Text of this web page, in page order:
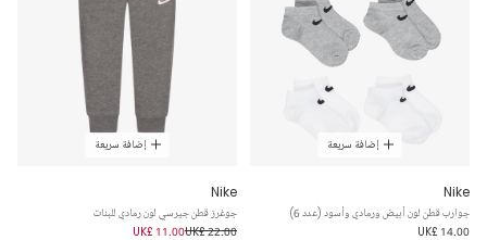
إضافة سريعة
Nike
جوارب قطن لون أبيض ورمادي وأسود (عدد 6)
UK£ 14.00
إضافة سريعة
Nike
جوغرز قطن جيرسي لون رمادي للبنات
UK£ 22.00
UK£ 11.00